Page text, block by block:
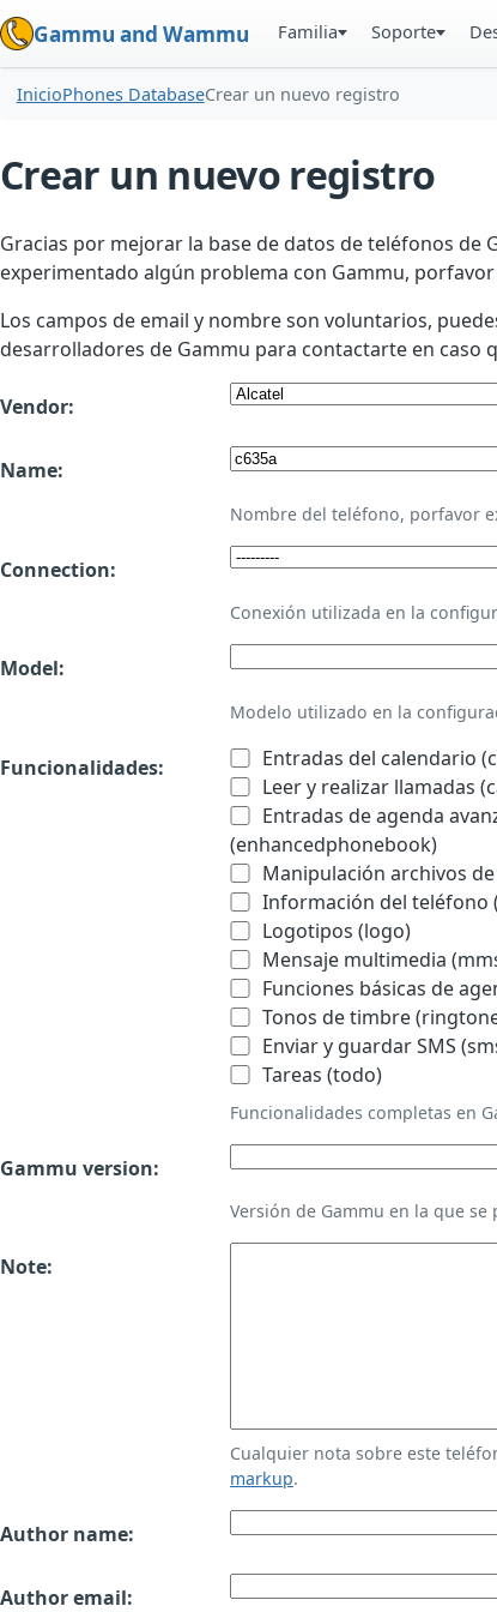
Gammu and Wammu Familia Soporte
InicioPhones DatabaseCrear un nuevo registro
Crear un nuevo registro
Gracias por mejorar la base de datos de teléfonos
experimentado algún problema con Gammu, porfavor
Los campos de email y nombre son voluntarios,
desarrolladores de Gammu para contactarte en
Vendor:
Name:
Nombre del teléfono, porfavor
Connection:
Conexión utilizada en la
Model:
Modelo utilizado en la
Funcionalidades:
Entradas del calendario
Leer y realizar llamadas
Entradas de agenda
(enhancedphonebook)
Manipulación archivos
Información del teléfono
Logotipos (logo)
Mensaje multimedia
Funciones básicas de
Tonos de timbre
Enviar y guardar SMS
Tareas (todo)
Funcionalidades completas en
Gammu version:
Versión de Gammu en la que
Note:
Cualquier nota sobre este
markup.
Author name:
Author email: